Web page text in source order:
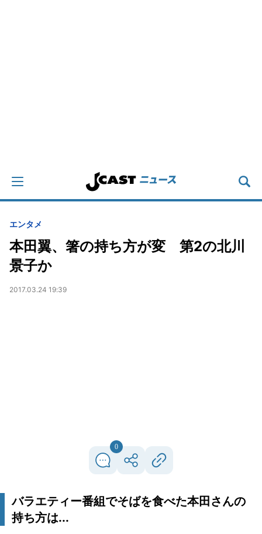
エンタメ
本田翼、箸の持ち方が変 第2の北川
景子か
2017.03.24 19:39
0
バラエティー番組でそばを食べた本田さんの
持ち方は...